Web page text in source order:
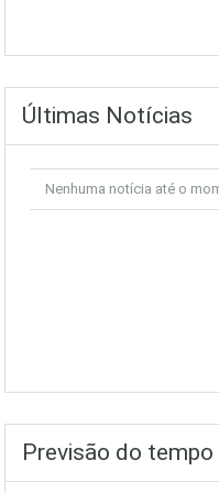
Últimas Notícias
Nenhuma notícia até o
Previsão do tempo